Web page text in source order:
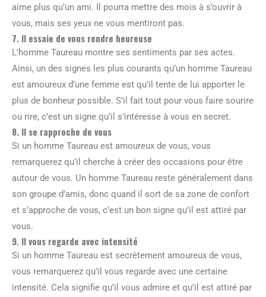
aime plus qu’un ami. Il pourra mettre des mois à s’ouvrir à
vous, mais ses yeux ne vous mentiront pas.
7. Il essaie de vous rendre heureuse
L’homme Taureau montre ses sentiments par ses actes.
Ainsi, un des signes les plus courants qu’un homme Taureau
est amoureux d’une femme est qu’il tente de lui apporter le
plus de bonheur possible. S’il fait tout pour vous faire sourire
ou rire, c’est un signe qu’il s’intéresse à vous en secret.
8. Il se rapproche de vous
Si un homme Taureau est amoureux de vous, vous
remarquerez qu’il cherche à créer des occasions pour être
autour de vous. Un homme Taureau reste généralement dans
son groupe d’amis, donc quand il sort de sa zone de confort
et s’approche de vous, c’est un bon signe qu’il est attiré par
vous.
9. Il vous regarde avec intensité
Si un homme Taureau est secrètement amoureux de vous,
vous remarquerez qu’il vous regarde avec une certaine
intensité. Cela signifie qu’il vous admire et qu’il est attiré par